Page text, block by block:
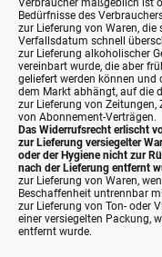
Verbraucher maßgeblich ist
Bedürfnisse des
zur Lieferung von Waren, die
Verfallsdatum schnell
zur Lieferung alkoholischer
vereinbart wurde, die aber
geliefert werden können und
dem Markt abhängt, auf die
zur Lieferung von
von Abonnement-Verträgen.
Das Widerrufsrecht erlischt
zur Lieferung versiegelter
oder der Hygiene nicht zur
nach der Lieferung entfernt
zur Lieferung von Waren,
Beschaffenheit untrennbar
zur Lieferung von Ton- oder
einer versiegelten Packung,
entfernt wurde.